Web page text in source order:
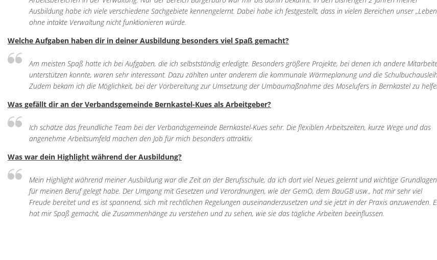
Ausbildung habe ich viele verschiedene Sachgebiete kennengelernt. Dabei habe ich festgestellt, dass in vielen Bereichen unser
ohne intakte Verwaltung nicht funktionieren würde.
Welche Aufgaben haben dir in deiner Ausbildung besonders viel Spaß gemacht?
Am meisten Spaß hatte ich bei Aufgaben, die ich selbstständig erledigte. Besonders größere Projekte, bei denen ich andere
unterstützen konnte, waren sehr interessant. Dazu zählten unter anderem die kommunale Wärmeplanung und die
Zudem bekam ich die Möglichkeit, bei der Vorbereitung zur Umsetzung der Umbaumaßnahme des Moselufers in Bernkastel zu
Was gefällt dir an der Verbandsgemeinde Bernkastel-Kues als Arbeitgeber?
Ich schätze das freundliche Team bei der Verbandsgemeinde Bernkastel-Kues sehr. Die flexiblen Arbeitszeiten, kurze Wege und das
angenehme Arbeitsumfeld machen den Job für mich besonders attraktiv.
Was war dein Highlight während der Ausbildung?
Mein Highlight während meiner Ausbildung war die Zeit an der Berufsschule, da ich dort viel Neues gelernt und wichtige Grundlagen
für meinen Beruf gelegt habe. Der Umgang mit Gesetzen und Verordnungen, wie der GemO, dem BauGB usw., hat mir sehr viel
Freude bereitet und es ist spannend, sich mit rechtlichen Regelungen auseinanderzusetzen und sie jetzt in der Praxis anzuwenden.
hat mir Spaß gemacht, die Zusammenhänge zu verstehen und zu sehen, wie sie das tägliche Arbeiten beeinflussen.